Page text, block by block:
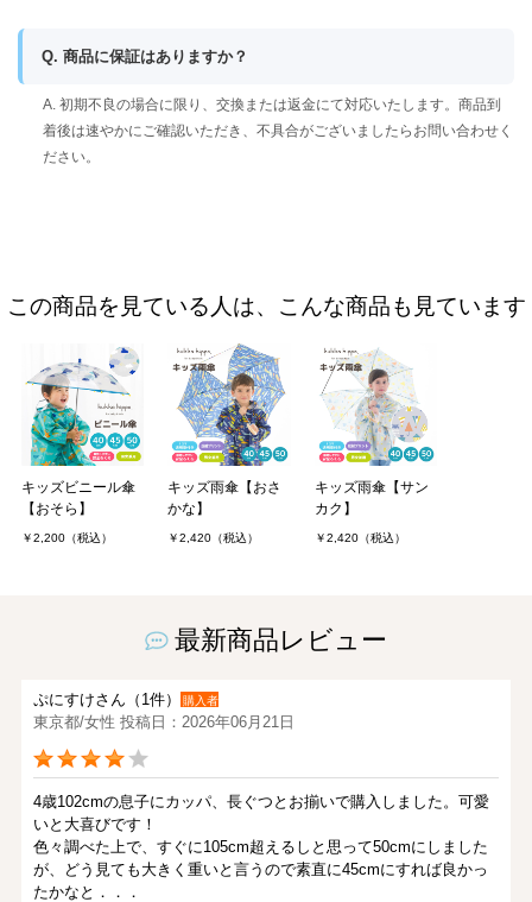
Q. 商品に保証はありますか？
A. 初期不良の場合に限り、交換または返金にて対応いたします。商品到
着後は速やかにご確認いただき、不具合がございましたらお問い合わせく
ださい。
この商品を見ている人は、こんな商品も見ています
キッズビニール傘
【おそら】
￥2,200（税込）
キッズ雨傘【おさ
かな】
￥2,420（税込）
キッズ雨傘【サン
カク】
￥2,420（税込）
最新商品レビュー
ぷにすけさん（1件） 購入者
東京都/女性 投稿日：2026年06月21日
4歳102cmの息子にカッパ、長ぐつとお揃いで購入しました。可愛
いと大喜びです！
色々調べた上で、すぐに105cm超えるしと思って50cmにしました
が、どう見ても大きく重いと言うので素直に45cmにすれば良かっ
たかなと．．．